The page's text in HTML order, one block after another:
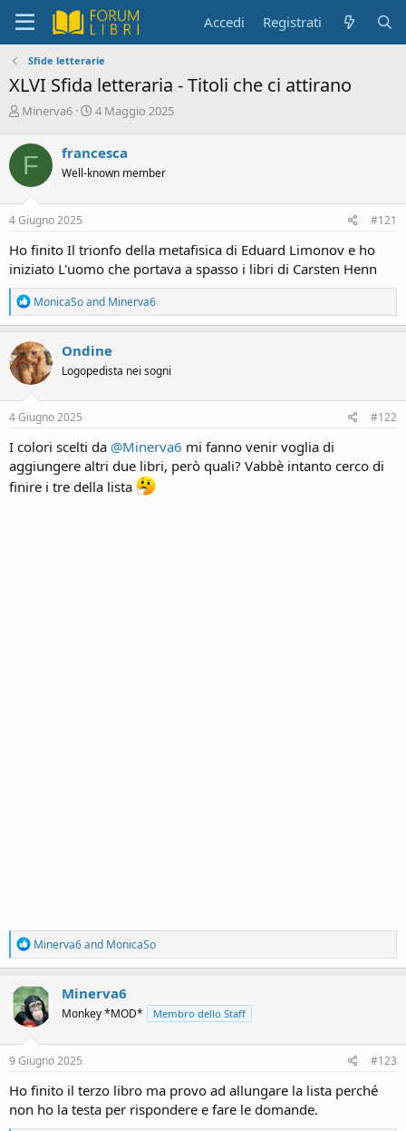
Accedi Registrati
Sfide letterarie
XLVI Sfida letteraria - Titoli che ci attirano
C
e
a
t
o
r
e
i
s
c
u
s
s
i
o
n
e
Minerva6
D
a
d
i
z
i
o
4 Maggio 2025
F francesca
Well-known member
4 Giugno 2025 #121
Ho finito Il trionfo della metafisica di Eduard Limonov e ho
iniziato L'uomo che portava a spasso i libri di Carsten Henn
R
e
a
c
t
i
o
n
s
MonicaSoand Minerva6
Ondine
Logopedista nei sogni
4 Giugno 2025 #122
I colori scelti da @Minerva6 mi fanno venir voglia di
aggiungere altri due libri, però quali? Vabbè intanto cerco di
finire i tre della lista
R
e
a
c
t
i
o
n
s
Minerva6and MonicaSo
Minerva6
Monkey *MOD* Membro dello Staff
9 Giugno 2025 #123
Ho finito il terzo libro ma provo ad allungare la lista perché
non ho la testa per rispondere e fare le domande.